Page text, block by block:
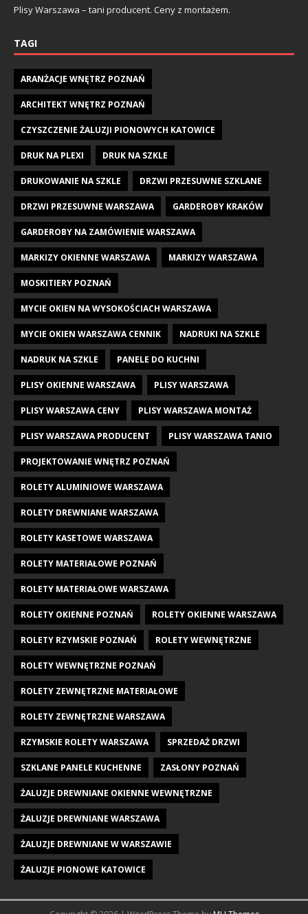
Plisy Warszawa – tani producent. Ceny z montażem.
TAGI
ARANŻACJE WNĘTRZ POZNAŃ
ARCHITEKT WNĘTRZ POZNAŃ
CZYSZCZENIE ŻALUZJI PIONOWYCH KATOWICE
DRUK NA PLEXI DRUK NA SZKLE
DRUKOWANIE NA SZKLE DRZWI PRZESUWNE SZKLANE
DRZWI PRZESUWNE WARSZAWA GARDEROBY KRAKÓW
GARDEROBY NA ZAMÓWIENIE WARSZAWA
MARKIZY OKIENNE WARSZAWA MARKIZY WARSZAWA
MOSKITIERY POZNAŃ
MYCIE OKIEN NA WYSOKOŚCIACH WARSZAWA
MYCIE OKIEN WARSZAWA CENNIK NADRUKI NA SZKLE
NADRUK NA SZKLE PANELE DO KUCHNI
PLISY OKIENNE WARSZAWA PLISY WARSZAWA
PLISY WARSZAWA CENY PLISY WARSZAWA MONTAŻ
PLISY WARSZAWA PRODUCENT PLISY WARSZAWA TANIO
PROJEKTOWANIE WNĘTRZ POZNAŃ
ROLETY ALUMINIOWE WARSZAWA
ROLETY DREWNIANE WARSZAWA
ROLETY KASETOWE WARSZAWA
ROLETY MATERIAŁOWE POZNAŃ
ROLETY MATERIAŁOWE WARSZAWA
ROLETY OKIENNE POZNAŃ ROLETY OKIENNE WARSZAWA
ROLETY RZYMSKIE POZNAŃ ROLETY WEWNĘTRZNE
ROLETY WEWNĘTRZNE POZNAŃ
ROLETY ZEWNĘTRZNE MATERIAŁOWE
ROLETY ZEWNĘTRZNE WARSZAWA
RZYMSKIE ROLETY WARSZAWA SPRZEDAŻ DRZWI
SZKLANE PANELE KUCHENNE ZASŁONY POZNAŃ
ŻALUZJE DREWNIANE OKIENNE WEWNĘTRZNE
ŻALUZJE DREWNIANE WARSZAWA
ŻALUZJE DREWNIANE W WARSZAWIE
ŻALUZJE PIONOWE KATOWICE